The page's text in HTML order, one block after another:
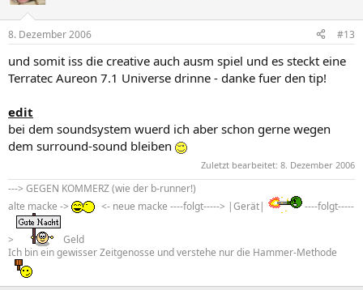
8. Dezember 2006 #13
und somit iss die creative auch ausm spiel und es steckt eine
Terratec Aureon 7.1 Universe drinne - danke fuer den tip!
edit
bei dem soundsystem wuerd ich aber schon gerne wegen
dem surround-sound bleiben
Zuletzt bearbeitet: 8. Dezember 2006
---> GEGEN KOMMERZ (wie der b-runner!)
alte macke ->
<- neue macke ----folgt-----> |Gerät| ----folgt-----
>
Geld
Ich bin ein gewisser Zeitgenosse und verstehe nur die Hammer-Methode